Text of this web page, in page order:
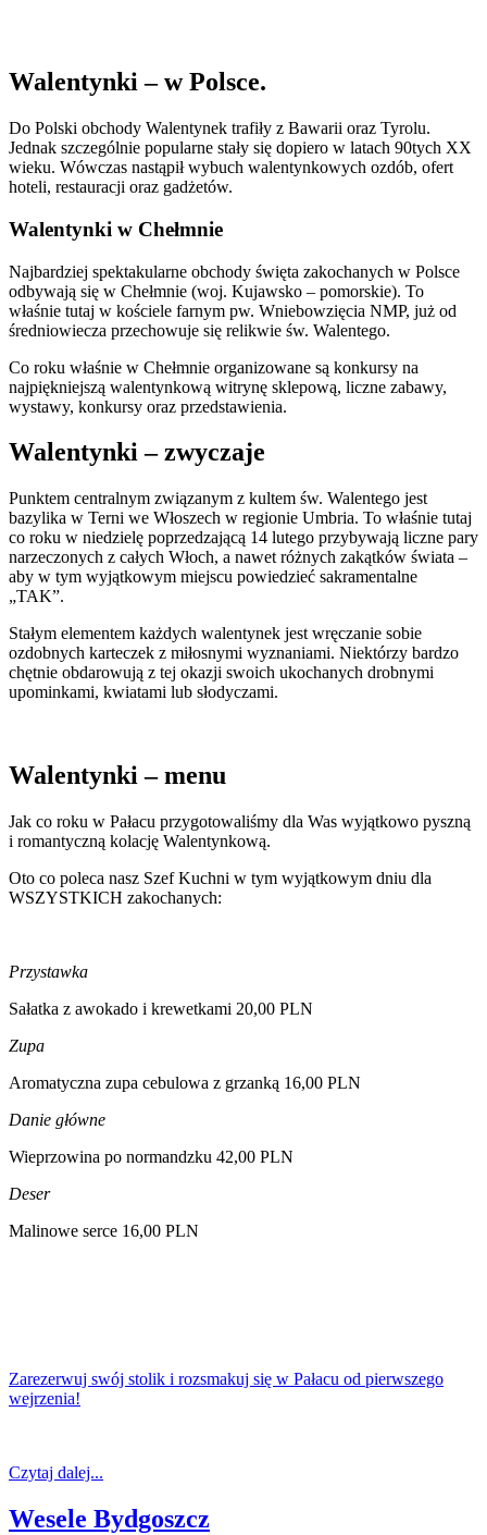
Walentynki – w Polsce.
Do Polski obchody Walentynek trafiły z Bawarii oraz Tyrolu.
Jednak szczególnie popularne stały się dopiero w latach 90tych XX
wieku. Wówczas nastąpił wybuch walentynkowych ozdób, ofert
hoteli, restauracji oraz gadżetów.
Walentynki w Chełmnie
Najbardziej spektakularne obchody święta zakochanych w Polsce
odbywają się w Chełmnie (woj. Kujawsko – pomorskie). To
właśnie tutaj w kościele farnym pw. Wniebowzięcia NMP, już od
średniowiecza przechowuje się relikwie św. Walentego.
Co roku właśnie w Chełmnie organizowane są konkursy na
najpiękniejszą walentynkową witrynę sklepową, liczne zabawy,
wystawy, konkursy oraz przedstawienia.
Walentynki – zwyczaje
Punktem centralnym związanym z kultem św. Walentego jest
bazylika w Terni we Włoszech w regionie Umbria. To właśnie tutaj
co roku w niedzielę poprzedzającą 14 lutego przybywają liczne pary
narzeczonych z całych Włoch, a nawet różnych zakątków świata –
aby w tym wyjątkowym miejscu powiedzieć sakramentalne
„TAK”.
Stałym elementem każdych walentynek jest wręczanie sobie
ozdobnych karteczek z miłosnymi wyznaniami. Niektórzy bardzo
chętnie obdarowują z tej okazji swoich ukochanych drobnymi
upominkami, kwiatami lub słodyczami.
Walentynki – menu
Jak co roku w Pałacu przygotowaliśmy dla Was wyjątkowo pyszną
i romantyczną kolację Walentynkową.
Oto co poleca nasz Szef Kuchni w tym wyjątkowym dniu dla
WSZYSTKICH zakochanych:
Przystawka
Sałatka z awokado i krewetkami 20,00 PLN
Zupa­­
Aromatyczna zupa cebulowa z grzanką 16,00 PLN
Danie główne
Wieprzowina po normandzku 42,00 PLN
Deser
Malinowe serce 16,00 PLN
Zarezerwuj swój stolik i rozsmakuj się w Pałacu od pierwszego
wejrzenia!
Czytaj dalej...
Wesele Bydgoszcz